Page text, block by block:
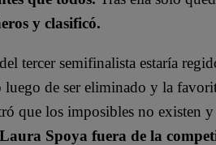
y clasificó.
tercer semifinalista estaría
de ser eliminado y la
que los imposibles no existen
Laura Spoya fuera de la